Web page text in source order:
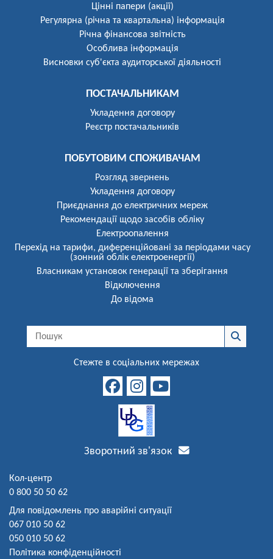
Стежте в соціальних мережах
Зворотний зв'язок
Кол-центр
0 800 50 50 62
Для повідомлень про аварійні ситуації
067 010 50 62
050 010 50 62
Політика конфіденційності
Цінні папери (акції)
Регулярна (річна та квартальна) інформація
Річна фінансова звітність
Особлива інформація
Висновки суб'єкта аудиторської діяльності
ПОСТАЧАЛЬНИКАМ
Укладення договору
Реєстр постачальників
ПОБУТОВИМ СПОЖИВАЧАМ
Розгляд звернень
Укладення договору
Приєднання до електричних мереж
Рекомендації щодо засобів обліку
Електроопалення
Перехід на тарифи, диференційовані за періодами часу
(зонний облік електроенергії)
Власникам установок генерації та зберігання
Відключення
До відома